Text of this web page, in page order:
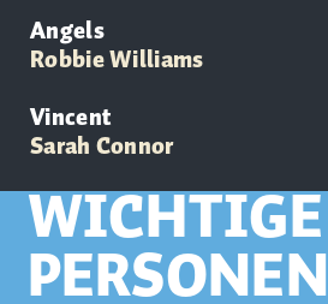
Angels
Robbie Williams
Vincent
Sarah Connor
WICHTIGE
PERSONEN